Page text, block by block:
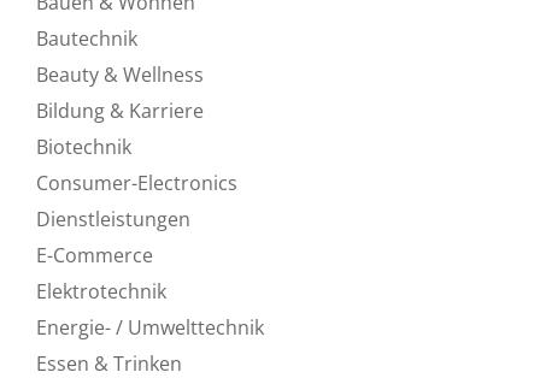
Bautechnik
Beauty & Wellness
Bildung & Karriere
Biotechnik
Consumer-Electronics
Dienstleistungen
E-Commerce
Elektrotechnik
Energie- / Umwelttechnik
Essen & Trinken